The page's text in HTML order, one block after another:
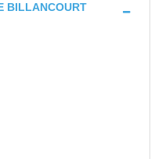
BILLANCOURT